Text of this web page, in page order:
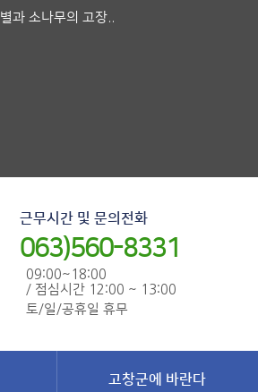
별과 소나무의 고장..
근무시간 및 문의전화
063)560-8331
09:00~18:00
/ 점심시간 12:00 ~ 13:00
토/일/공휴일 휴무
고창군에 바란다